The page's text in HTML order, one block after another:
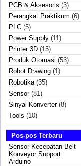
PCB & Aksesoris (3)
Perangkat Praktikum (6)
PLC (5)
Power Supply (11)
Printer 3D (15)
Produk Otomasi (53)
Robot Drawing (1)
Robotika(35)
Sensor(81)
Sinyal Konverter(8)
Tools (10)
Pos-pos Terbaru
Sensor Kecepatan Belt
Konveyor Support
Arduino